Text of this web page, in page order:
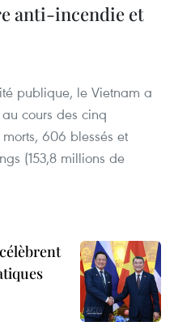
anti-incendie et
publique, le Vietnam a
cours des cinq
606 blessés et
(153,8 millions de